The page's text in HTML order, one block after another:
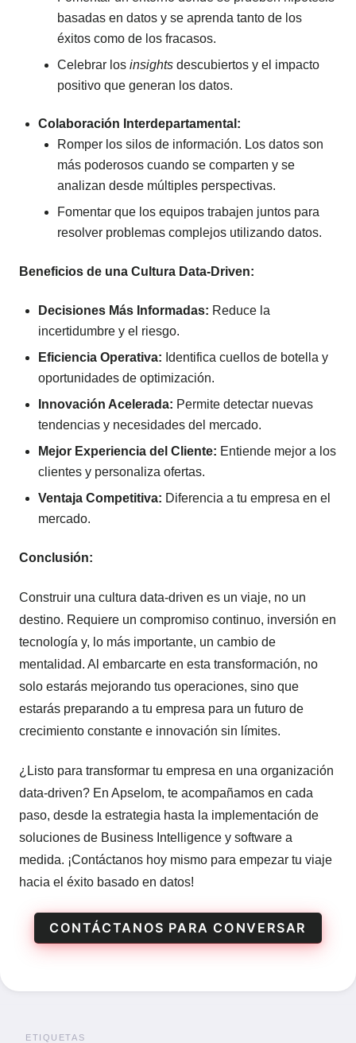
basadas en datos y se aprenda tanto de los
éxitos como de los fracasos.
Celebrar los insights descubiertos y el impacto
positivo que generan los datos.
Colaboración Interdepartamental:
Romper los silos de información. Los datos son
más poderosos cuando se comparten y se
analizan desde múltiples perspectivas.
Fomentar que los equipos trabajen juntos para
resolver problemas complejos utilizando datos.
Beneficios de una Cultura Data-Driven:
Decisiones Más Informadas: Reduce la
incertidumbre y el riesgo.
Eficiencia Operativa: Identifica cuellos de botella y
oportunidades de optimización.
Innovación Acelerada: Permite detectar nuevas
tendencias y necesidades del mercado.
Mejor Experiencia del Cliente: Entiende mejor a los
clientes y personaliza ofertas.
Ventaja Competitiva: Diferencia a tu empresa en el
mercado.
Conclusión:
Construir una cultura data-driven es un viaje, no un
destino. Requiere un compromiso continuo, inversión en
tecnología y, lo más importante, un cambio de
mentalidad. Al embarcarte en esta transformación, no
solo estarás mejorando tus operaciones, sino que
estarás preparando a tu empresa para un futuro de
crecimiento constante e innovación sin límites.
¿Listo para transformar tu empresa en una organización
data-driven? En Apselom, te acompañamos en cada
paso, desde la estrategia hasta la implementación de
soluciones de Business Intelligence y software a
medida. ¡Contáctanos hoy mismo para empezar tu viaje
hacia el éxito basado en datos!
CONTÁCTANOS PARA CONVERSAR
ETIQUETAS